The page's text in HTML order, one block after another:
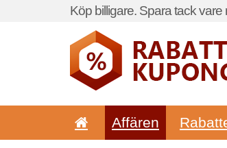
Köp billigare. Spara tack vare
Affären